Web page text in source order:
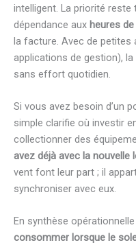
intelligent. La priorité
dépendance aux heures
la facture. Avec de petites
applications de gestion),
sans effort quotidien.
Si vous avez besoin d’un
simple clarifie où investir
collectionner des
avez déjà avec la nouvelle
vent font leur part ; il
synchroniser avec eux.
En synthèse opérationnelle
consommer lorsque le